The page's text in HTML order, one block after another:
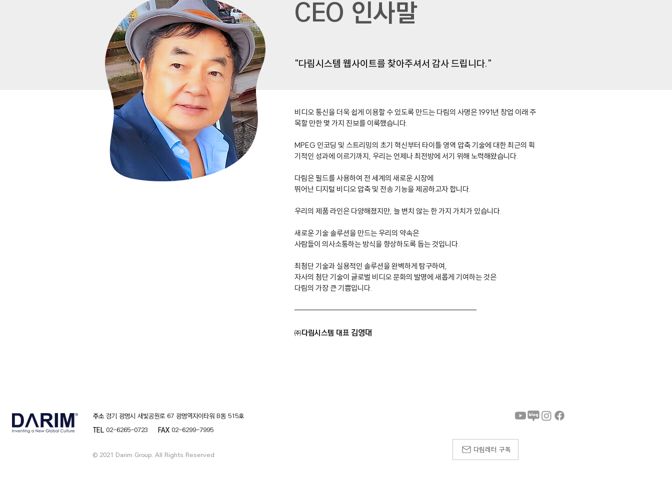
​CEO 인사말
"다림시스템 웹사이트를 찾아주셔서 감사 드립니다."
​비디오 통신을 더욱 쉽게 ​​이용할 수 있도록 만드는 다림의 사명은 1991년 창업 이래 주
목할 만한 몇 가지 진보를 이룩했습니다.
MPEG 인코딩 및 스트리밍의 초기 혁신부터 타이틀 영역 압축 기술에 대한 최근의 획
기적인 성과에 이르기까지, 우리는 언제나 최전방에 서기 위해 노력해왔습니다.
다림은 필드를 사용하여 전 세계의 새로운 시장에
뛰어난 디지털 비디오 압축 및 전송 기능을 제공하고자 합니다.
우리의 제품 라인은 다양해졌지만, 늘 변치 않는 한 가지 가치가 있습니다.
새로운 기술 솔루션을 만드는 우리의 약속은
사람들이 의사소통하는 방식을 향상하도록 돕는 것입니다.
최첨단 기술과 실용적인 솔루션을 완벽하게 탐구하여,
자사의 첨단 기술이 글로벌 비디오 문화의 발명에 새롭게 기여하는 것은
다림의 가장 큰 기쁨입니다.
㈜다림시스템 대표 김영대
주소 경기 광명시 새빛공원로 67 광명역자이타워 B동 515호
TEL 02-6265-0723 FAX 02-6299-7995
© 2021 Darim Group. All Rights Reserved
다림레터 구독